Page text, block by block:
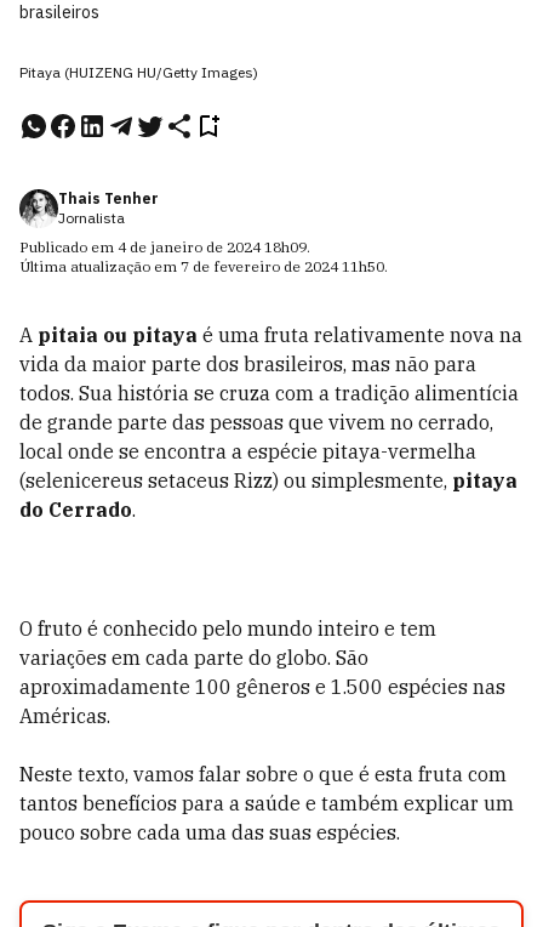
brasileiros
Pitaya (HUIZENG HU/Getty Images)
Thais Tenher
Jornalista
Publicado em 4 de janeiro de 2024 18h09.
Última atualização em 7 de fevereiro de 2024 11h50.
A pitaia ou pitaya é uma fruta relativamente nova na
vida da maior parte dos brasileiros, mas não para
todos. Sua história se cruza com a tradição alimentícia
de grande parte das pessoas que vivem no cerrado,
local onde se encontra a espécie pitaya-vermelha
(selenicereus setaceus Rizz) ou simplesmente, pitaya
do Cerrado.
O fruto é conhecido pelo mundo inteiro e tem
variações em cada parte do globo. São
aproximadamente 100 gêneros e 1.500 espécies nas
Américas.
Neste texto, vamos falar sobre o que é esta fruta com
tantos benefícios para a saúde e também explicar um
pouco sobre cada uma das suas espécies.